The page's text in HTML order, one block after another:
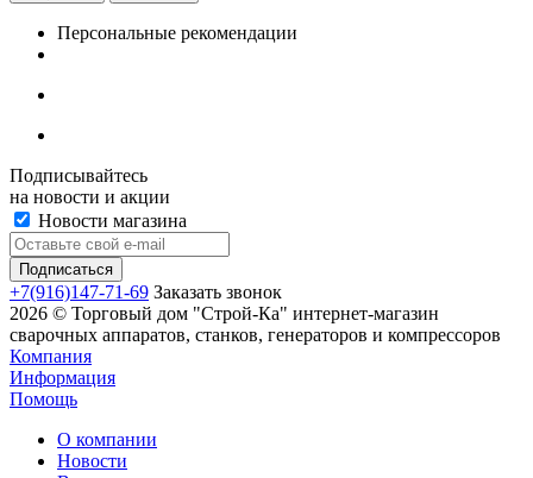
Персональные рекомендации
Подписывайтесь
на новости и акции
Новости магазина
+7(916)147-71-69 Заказать звонок
2026 © Торговый дом "Строй-Ка" интернет-магазин
сварочных аппаратов, станков, генераторов и компрессоров
Компания
Информация
Помощь
О компании
Новости